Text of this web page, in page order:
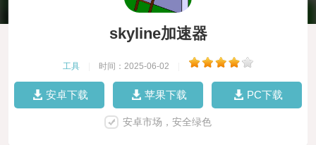
skyline加速器
工具 时间：2025-06-02
安卓下载 苹果下载 PC下载
安卓市场，安全绿色